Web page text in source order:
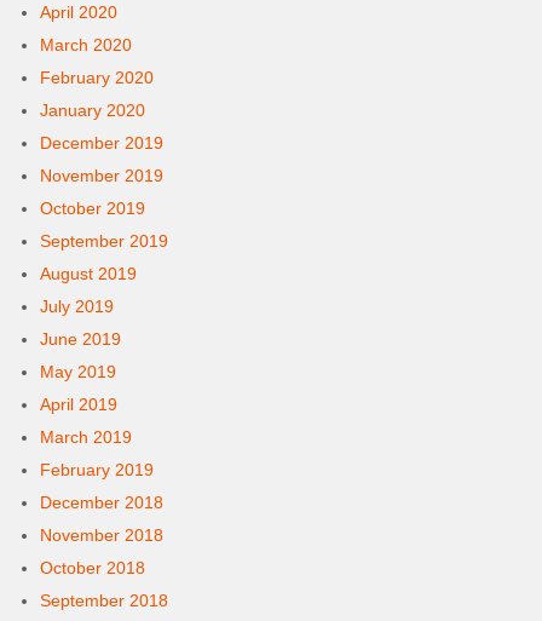
April 2020
March 2020
February 2020
January 2020
December 2019
November 2019
October 2019
September 2019
August 2019
July 2019
June 2019
May 2019
April 2019
March 2019
February 2019
December 2018
November 2018
October 2018
September 2018